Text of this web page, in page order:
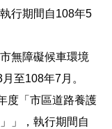
行期間自108年5
無障礙候車環境
至108年7月。
度「市區道路養護
」，執行期間自